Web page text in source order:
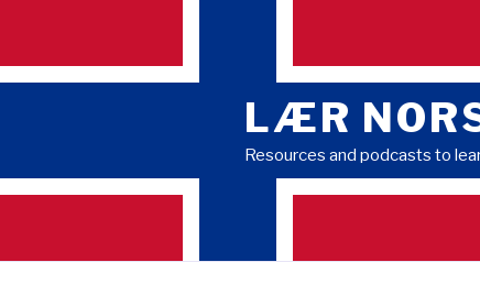
content
LÆR
Resources and podcasts to